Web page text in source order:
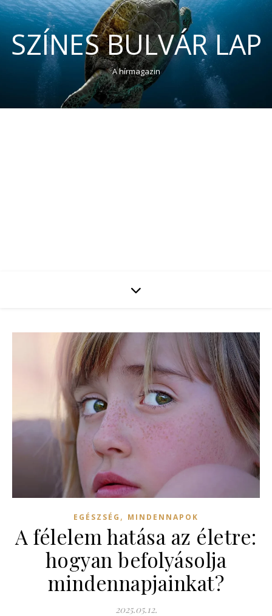
SZÍNES BULVÁR LAP
A hírmagazin
EGÉSZSÉG , MINDENNAPOK
A félelem hatása az életre:
hogyan befolyásolja
mindennapjainkat?
2025.05.12.